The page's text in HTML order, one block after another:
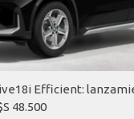
Efficient:
48.500